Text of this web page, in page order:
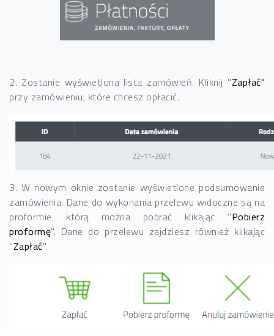
2. Zostanie wyświetlona lista zamówień. Kliknij "Zapłać"
przy zamówieniu, które chcesz opłacić.
3. W nowym oknie zostanie wyświetlone podsumowanie
zamówienia. Dane do wykonania przelewu widoczne są na
proformie, którą można pobrać klikając "Pobierz
proformę". Dane do przelewu zajdziesz również klikając
"Zapłać".